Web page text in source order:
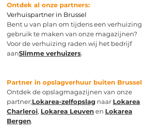
Ontdek al onze partners:
Verhuispartner in Brussel
Bent u van plan om tijdens een verhuizing
gebruik te maken van onze magazijnen?
Voor de verhuizing raden wij het bedrijf
aanSlimme verhuizers.
Partner in opslagverhuur buiten Brussel
Ontdek de opslagmagazijnen van onze
partner;Lokarea-zelfopslag naar Lokarea
Charleroi, Lokarea Leuven en Lokarea
Bergen.